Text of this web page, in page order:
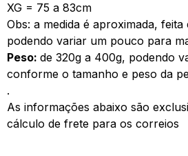
XG = 75 a 83cm
Obs: a medida é aproximada,
podendo variar um pouco para
Peso: de 320g a 400g, podendo
conforme o tamanho e peso da
.
As informações abaixo são
cálculo de frete para os correios